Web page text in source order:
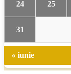
24 25
31
« iunie